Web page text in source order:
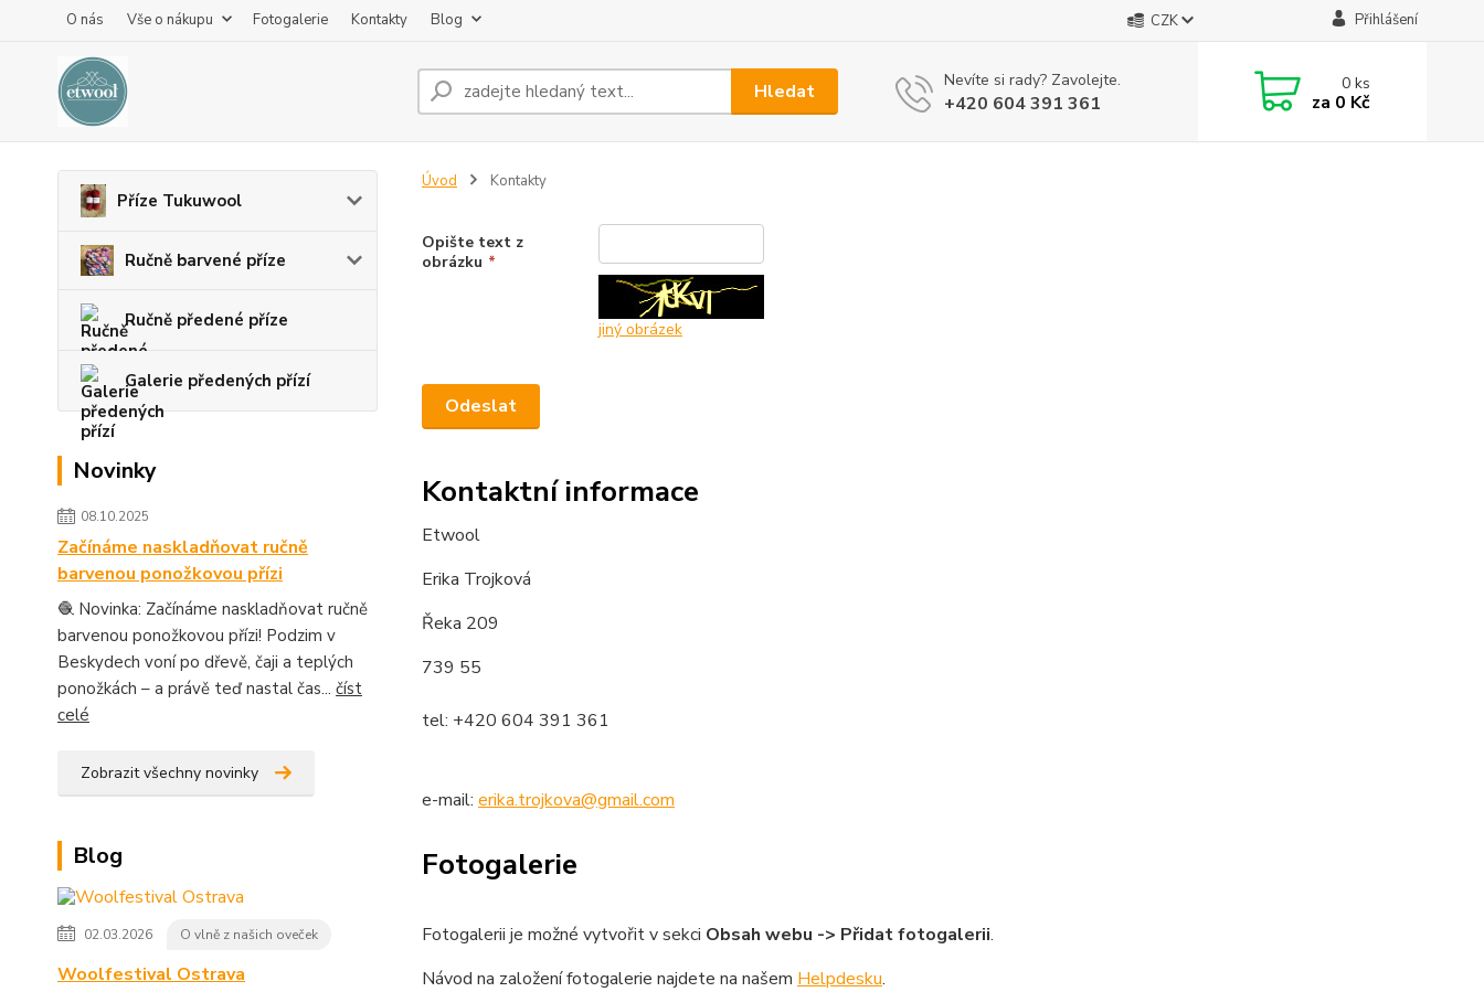
O nás Vše o nákupu Fotogalerie Kontakty Blog CZK Přihlášení
Hledat Nevíte si rady? Zavolejte.
+420 604 391 361
0ks
za 0 Kč
Příze Tukuwool
Ručně barvené příze
Ručně předené příze
Galerie předených přízí
Novinky
08.10.2025
Začínáme naskladňovat ručně
barvenou ponožkovou přízi
🧶 Novinka: Začínáme naskladňovat ručně
barvenou ponožkovou přízi! Podzim v
Beskydech voní po dřevě, čaji a teplých
ponožkách – a právě teď nastal čas... číst
celé
Zobrazit všechny novinky
Blog
02.03.2026 O vlně z našich oveček
Woolfestival Ostrava
Úvod Kontakty
Opište text z
obrázku *
jiný obrázek
Kontaktní informace
Etwool
Erika Trojková
Řeka 209
739 55
tel: +420 604 391 361
e-mail: erika.trojkova@gmail.com
Fotogalerie
Fotogalerii je možné vytvořit v sekci Obsah webu -> Přidat fotogalerii.
Návod na založení fotogalerie najdete na našem Helpdesku.